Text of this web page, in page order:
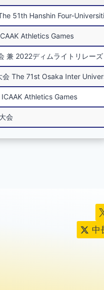
51th Hanshin Four-
Athletics Games
兼 2022ディムライトリレ
The 71st Osaka Inter
Athletics Games
会
中